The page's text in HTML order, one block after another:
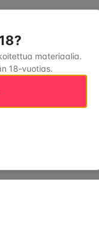
materiaalia.
18-vuotias.